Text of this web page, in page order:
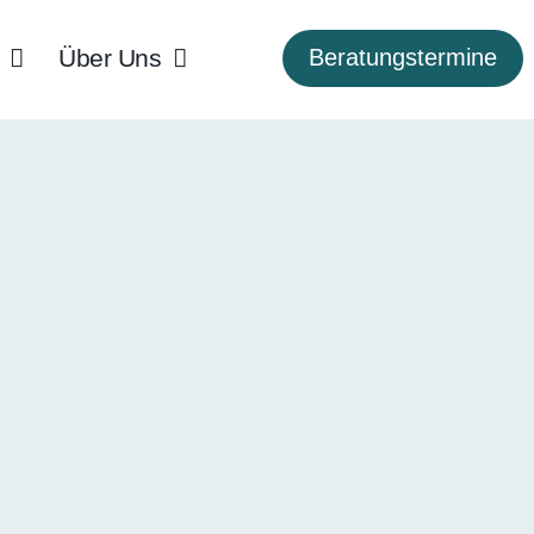
Über Uns Beratungstermine